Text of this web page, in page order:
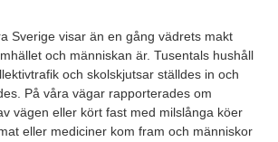
Sverige visar än en gång vädrets makt
och människan är. Tusentals hushåll
och skolskjutsar ställdes in och
På våra vägar rapporterades om
vägen eller kört fast med milslånga köer
eller mediciner kom fram och människor